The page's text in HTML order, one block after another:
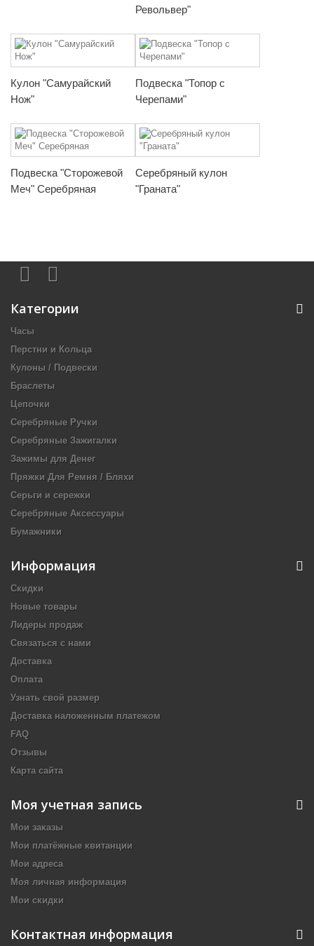
Револьвер"
Кулон "Самурайский
Нож"
Подвеска "Топор с
Черепами"
Подвеска "Сторожевой
Меч" Серебряная
Серебряный кулон
"Граната"
Категории
Часы
Перстни и Кольца
Кулоны / Подвески
Браслеты
Цепочки
Серебряные Ручки
Серебряные Зажигалки
Зажимы для Денег
Пряжки Для Ремня / Бляхи
Серьги и сережки
Серебряные Аксессуары
Бумажники
Информация
Скидки
Новые товары
Лидеры продаж
Связаться с нами
Доставка
Оплата
Узнать свой размер
Доставка наложенным платежом
FAQ
Отзывы
Карта сайта
Моя учетная запись
Мои заказы
Мои платёжные квитанции
Мои адреса
Моя личная информация
Мои скидки
Контактная информация